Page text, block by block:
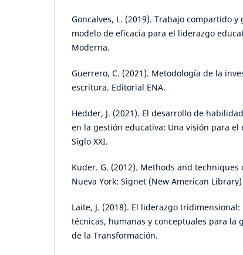
Goncalves, L. (2019). Trabajo compartido
modelo de eficacia para el liderazgo
Moderna.
Guerrero, C. (2021). Metodología de la
escritura. Editorial ENA.
Hedder, J. (2021). El desarrollo de
en la gestión educativa: Una visión para
Siglo XXI.
Kuder. G. (2012). Methods and
Nueva York: Signet (New American Library)
Laite, J. (2018). El liderazgo
técnicas, humanas y conceptuales para la
de la Transformación.